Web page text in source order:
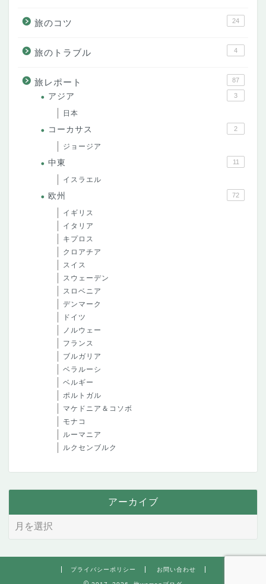
旅のコツ 24
旅のトラブル 4
旅レポート 87
アジア 3
日本
コーカサス 2
ジョージア
中東 11
イスラエル
欧州 72
イギリス
イタリア
キプロス
クロアチア
スイス
スウェーデン
スロベニア
デンマーク
ドイツ
ノルウェー
フランス
ブルガリア
ベラルーシ
ベルギー
ポルトガル
マケドニア＆コソボ
モナコ
ルーマニア
ルクセンブルク
アーカイブ
プライバシーポリシー お問い合わせ